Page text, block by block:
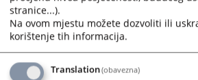
180
stranice...).
Na ovom mjestu možete dozvoliti ili
korištenje tih informacija.
Translation(obavezna)